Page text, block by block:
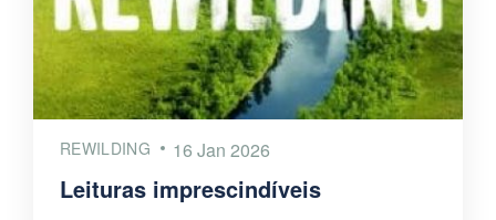
REWILDING 16 Jan 2026
Leituras imprescindíveis